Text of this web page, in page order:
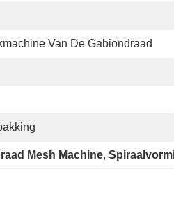
Van De Gabiondraad
Mesh Machine,